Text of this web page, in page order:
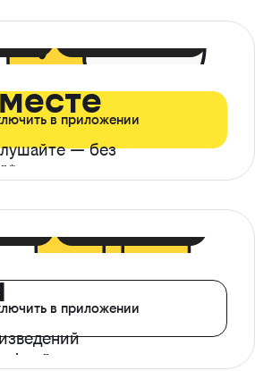
— без
в приложении
в приложении